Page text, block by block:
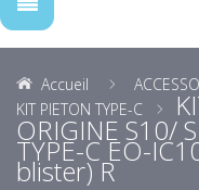
Accueil
KIT PIETON TYPE-C
ORIGINE S10/
TYPE-C EO-
blister) R